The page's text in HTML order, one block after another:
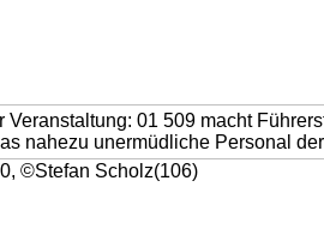
Veranstaltung: 01 509 macht
nahezu unermüdliche Personal